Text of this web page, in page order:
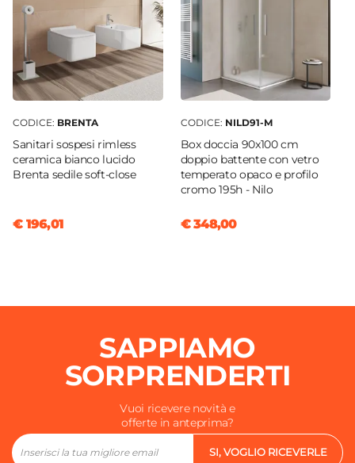
CODICE: BRENTA
Sanitari sospesi rimless
ceramica bianco lucido
Brenta sedile soft-close
€ 196,01
CODICE: NILD91-M
Box doccia 90x100 cm
doppio battente con vetro
temperato opaco e profilo
cromo 195h - Nilo
€ 348,00
SAPPIAMO
SORPRENDERTI
Vuoi ricevere novità e
offerte in anteprima?
SI, VOGLIO RICEVERLE